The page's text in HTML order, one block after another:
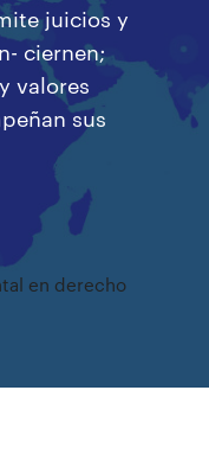
juicios y
ciernen;
valores
sus
en derecho